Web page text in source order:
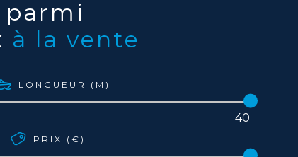
parmi
à la vente
LONGUEUR (M)
PRIX (€)